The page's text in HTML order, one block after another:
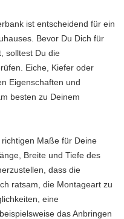
ist entscheidend für ein
Bevor Du Dich für
solltest Du die
Eiche, Kiefer oder
Eigenschaften und
besten zu Deinem
Maße für Deine
Breite und Tiefe des
dass die
ratsam, die Montageart zu
eine
das Anbringen